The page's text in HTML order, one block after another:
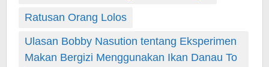
Ratusan Orang Lolos
Ulasan Bobby Nasution tentang Eksperimen
Makan Bergizi Menggunakan Ikan Danau To